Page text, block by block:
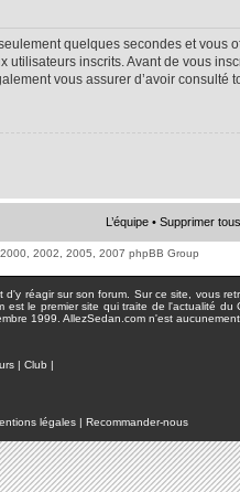
quelques secondes et vous
inscrits. Avant de vous
vous assurer d’avoir consulté
L’équipe • Supprimer
2002, 2005, 2007 phpBB Group
réagir sur son forum. Sur ce site, vous
le premier site qui traite de l'actualité
1999. AllezSedan.com n'est
| Club |
légales | Recommander-nous